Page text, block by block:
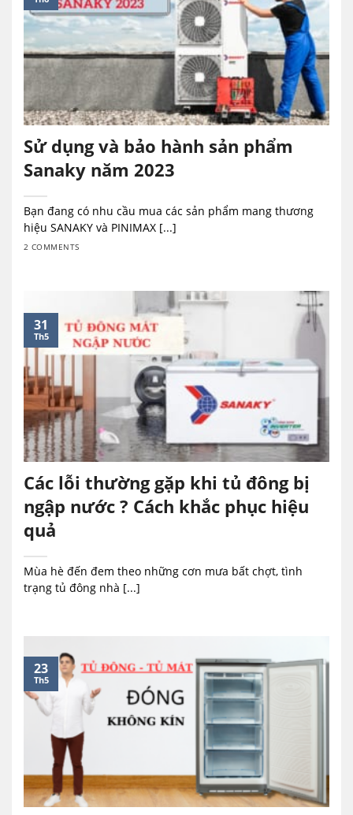
Sử dụng và bảo hành sản phẩm
Sanaky năm 2023
Bạn đang có nhu cầu mua các sản phẩm mang thương
hiệu SANAKY và PINIMAX [...]
2 COMMENTS
Các lỗi thường gặp khi tủ đông bị
ngập nước ? Cách khắc phục hiệu
quả
Mùa hè đến đem theo những cơn mưa bất chợt, tình
trạng tủ đông nhà [...]
31
Th5
23
Th5